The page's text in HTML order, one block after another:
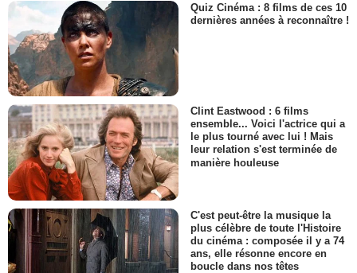
Quiz Cinéma : 8 films de ces 10
dernières années à reconnaître !
Clint Eastwood : 6 films
ensemble... Voici l'actrice qui a
le plus tourné avec lui ! Mais
leur relation s'est terminée de
manière houleuse
C'est peut-être la musique la
plus célèbre de toute l'Histoire
du cinéma : composée il y a 74
ans, elle résonne encore en
boucle dans nos têtes